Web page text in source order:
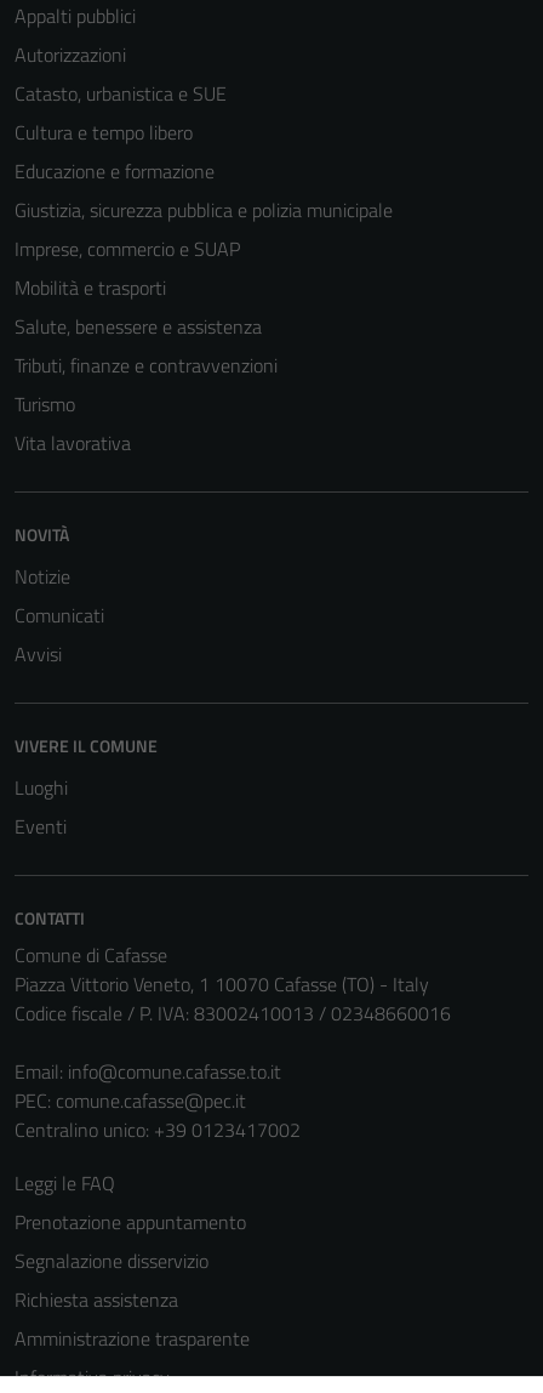
Appalti pubblici
Autorizzazioni
Catasto, urbanistica e SUE
Cultura e tempo libero
Educazione e formazione
Giustizia, sicurezza pubblica e polizia municipale
Imprese, commercio e SUAP
Mobilità e trasporti
Salute, benessere e assistenza
Tributi, finanze e contravvenzioni
Turismo
Vita lavorativa
NOVITÀ
Notizie
Comunicati
Avvisi
VIVERE IL COMUNE
Luoghi
Eventi
CONTATTI
Comune di Cafasse
Piazza Vittorio Veneto, 1 10070 Cafasse (TO) - Italy
Codice fiscale / P. IVA: 83002410013 / 02348660016
Email: info@comune.cafasse.to.it
PEC: comune.cafasse@pec.it
Centralino unico: +39 0123417002
Leggi le FAQ
Prenotazione appuntamento
Segnalazione disservizio
Richiesta assistenza
Amministrazione trasparente
Informativa privacy